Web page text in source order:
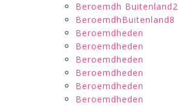
Beroemdh Buitenland2
BeroemdhBuitenland8
Beroemdheden
Beroemdheden
Beroemdheden
Beroemdheden
Beroemdheden
Beroemdheden